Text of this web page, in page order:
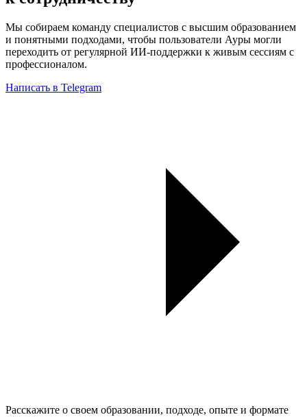
Мы собираем команду специалистов с высшим образованием
и понятными подходами, чтобы пользователи Ауры могли
переходить от регулярной ИИ-поддержки к живым сессиям с
профессионалом.
Написать в Telegram
Расскажите о своем образовании, подходе, опыте и формате